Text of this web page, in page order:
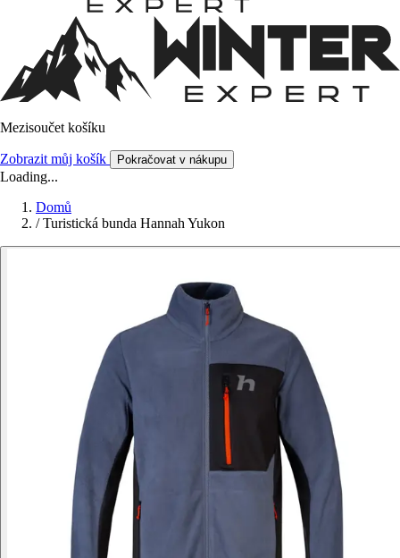
Mezisoučet košíku
Zobrazit můj košík Pokračovat v nákupu
Loading...
Domů
/ Turistická bunda Hannah Yukon